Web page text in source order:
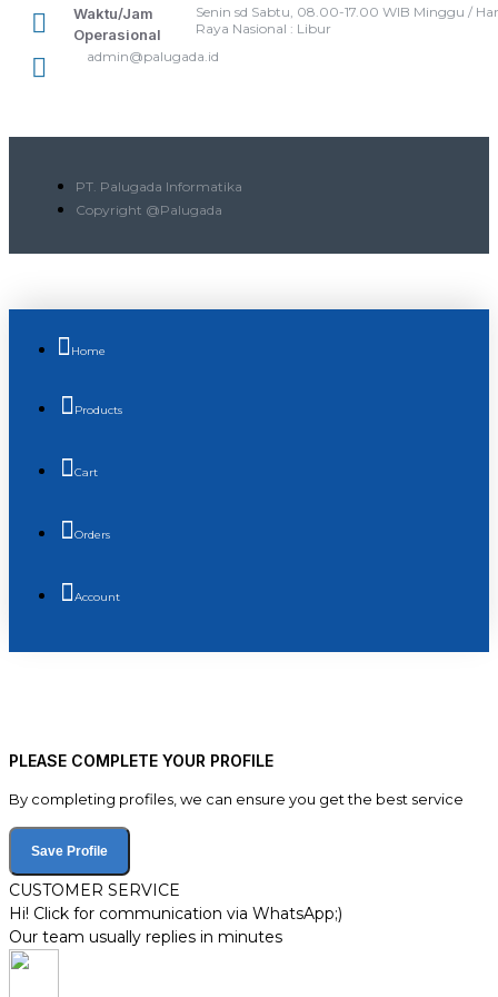
Waktu/Jam
Operasional
Senin sd Sabtu, 08.00-17.00 WIB Minggu /
Raya Nasional : Libur
admin@palugada.id
PT. Palugada Informatika
Copyright @Palugada
Home
Products
Cart
Orders
Account
PLEASE COMPLETE YOUR PROFILE
By completing profiles, we can ensure you get the best service
Save Profile
CUSTOMER SERVICE
Hi! Click for communication via WhatsApp;)
Our team usually replies in minutes